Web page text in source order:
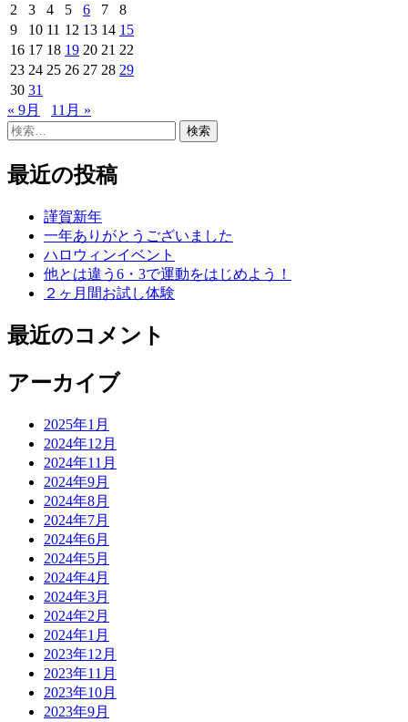
2
3 4 5 6 7
8
9
10 11 12 13 14 15
16 17 18 19 20 21 22
23 24 25 26 27 28 29
30 31
« 9月
11月 »
検
最近の投稿
謹賀新年
一年ありがとうございました
ハロウィンイベント
他とは違う6・3で運動をはじめよう！
２ヶ月間お試し体験
最近のコメント
アーカイブ
2025年1月
2024年12月
2024年11月
2024年9月
2024年8月
2024年7月
2024年6月
2024年5月
2024年4月
2024年3月
2024年2月
2024年1月
2023年12月
2023年11月
2023年10月
2023年9月